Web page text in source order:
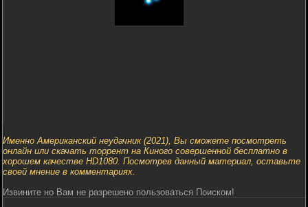
Именно Американский неудачник (2021), Вы сможете посмотреть
онлайн или скачать торрент на Киного совершенной бесплатно в
хорошем качестве HD1080. Посмотрев данный материал, оставьте
своей мнение в комментариях.
Извините но Вам не разрешено пользоваться Поиском!